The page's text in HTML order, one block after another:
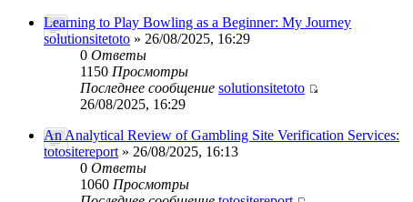
Learning to Play Bowling as a Beginner: My Journey
solutionsitetoto » 26/08/2025, 16:29
0 Ответы
1150 Просмотры
Последнее сообщение solutionsitetoto
26/08/2025, 16:29
An Analytical Review of Gambling Site Verification Services:
totositereport » 26/08/2025, 16:13
0 Ответы
1060 Просмотры